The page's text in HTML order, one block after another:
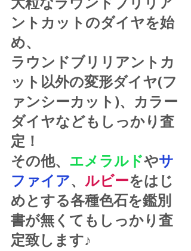
ントカットのダイヤを始
め、
ラウンドブリリアントカ
ット以外の変形ダイヤ(フ
ァンシーカット)、カラー
ダイヤなどもしっかり査
定！
その他、 エメラルドやサ
ファイア、 ルビーをはじ
めとする各種色石を鑑別
書が無くてもしっかり査
定致します♪